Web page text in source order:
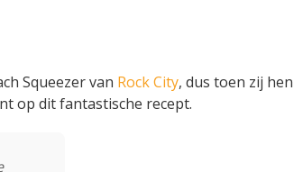
Squeezer van Rock City, dus toen zij hen
op dit fantastische recept.